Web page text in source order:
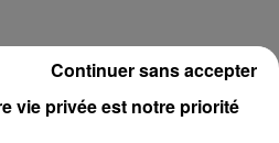
live surprise
vie privée est notre priorité
Continuer sans accepter